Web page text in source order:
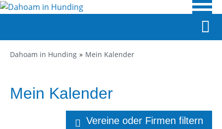
Dahoam in Hunding Mein Kalender
Mein Kalender
Vereine oder Firmen filtern